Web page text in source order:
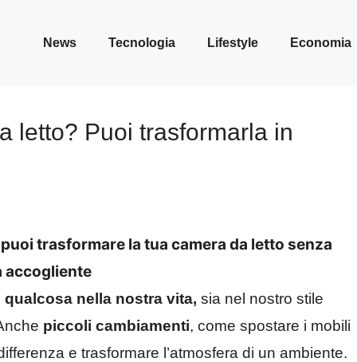
News Tecnologia Lifestyle Economia
letto? Puoi trasformarla in
trasformare la tua camera da letto senza
accogliente
nella nostra vita, sia nel nostro stile
piccoli cambiamenti, come spostare i mobili
e trasformare l’atmosfera di un ambiente.